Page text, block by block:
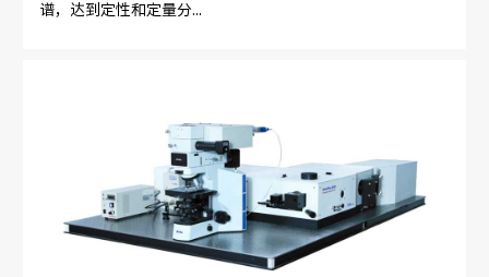
谱，达到定性和定量分...